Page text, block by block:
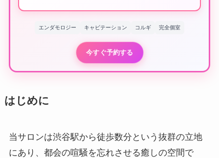
エンダモロジー キャビテーション コルギ 完全個室
今すぐ予約する
はじめに
当サロンは渋谷駅から徒歩数分という抜群の立地
にあり、都会の喧騒を忘れさせる癒しの空間で